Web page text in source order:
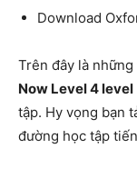
Download
Trên đây là
Now Level 4 level
tập. Hy vọng bạn
đường học tập